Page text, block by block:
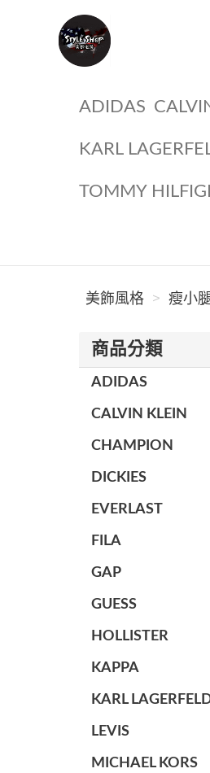
ADIDAS
KARL
TOMMY
美飾風格 瘦小
商品分類
ADIDAS
CALVIN KLEIN
CHAMPION
DICKIES
EVERLAST
FILA
GAP
GUESS
HOLLISTER
KAPPA
KARL
LEVIS
MICHAEL KORS